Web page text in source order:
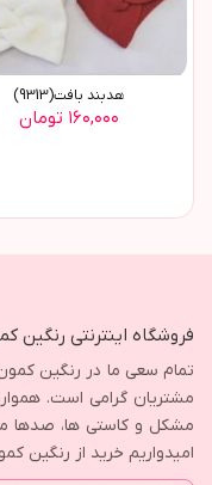
هدبند بافت(9313)
۱۶۰,۰۰۰ تومان
فروشگاه اینترنتی رنگین
تمام سعی ما در رنگین
مشتریان گرامی است.
مشکل و کاستی ها، صدها
امیدواریم خرید از رنگین